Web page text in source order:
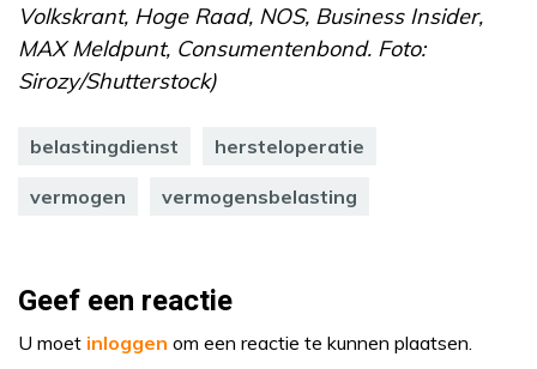
Volkskrant, Hoge Raad, NOS, Business Insider,
MAX Meldpunt, Consumentenbond. Foto:
Sirozy/Shutterstock)
belastingdienst hersteloperatie
vermogen vermogensbelasting
Geef een reactie
U moet inloggen om een reactie te kunnen plaatsen.